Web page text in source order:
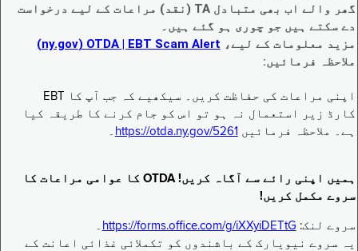
گھر والے اب بھی متبادل TA (نقد) مراعات کے لیے درخواست
دے سکتے ہیں جو چوری ہو گئے ہیں۔
مزید معلومات کے لیے، EBT Scam Alert ‏| OTDA ‏(ny.gov)
ملاحظہ فرمائیں:
اپنی مراعات کی حفاظت کریں۔ سیکھیے کہ جب آپ کا EBT
کارڈ زیر استعمال نہ ہو تو اس کو جام کرنے کا طریقہ کیا
ہے۔ ملاحظہ فرمائیں https://otda.ny.gov/5261 ۔
ہمیں اپنی رائے سے آگاہ کریں! OTDA کا عوامی مراعات کا
سروے مکمل کریں!
سروے لنک: https://forms.office.com/g/iXXyiDETtG ۔
یہ سروے نیویارک کے باشندوں کو تکملائی غذائی اعانت کے